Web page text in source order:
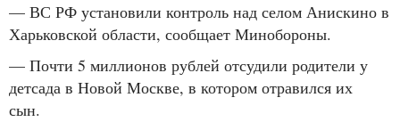
— ВС РФ установили контроль над селом Анискино в
Харьковской области, сообщает Минобороны.
— Почти 5 миллионов рублей отсудили родители у
детсада в Новой Москве, в котором отравился их
сын.